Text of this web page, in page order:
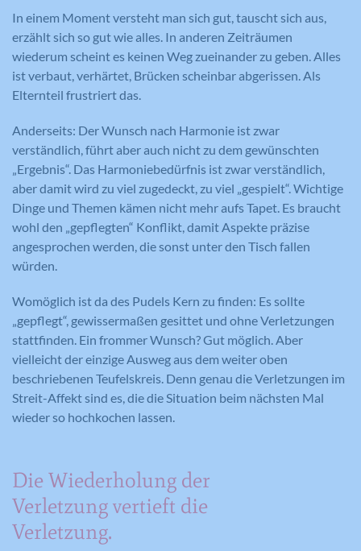
In einem Moment versteht man sich gut, tauscht sich aus,
erzählt sich so gut wie alles. In anderen Zeiträumen
wiederum scheint es keinen Weg zueinander zu geben. Alles
ist verbaut, verhärtet, Brücken scheinbar abgerissen. Als
Elternteil frustriert das.
Anderseits: Der Wunsch nach Harmonie ist zwar
verständlich, führt aber auch nicht zu dem gewünschten
„Ergebnis“. Das Harmoniebedürfnis ist zwar verständlich,
aber damit wird zu viel zugedeckt, zu viel „gespielt“. Wichtige
Dinge und Themen kämen nicht mehr aufs Tapet. Es braucht
wohl den „gepflegten“ Konflikt, damit Aspekte präzise
angesprochen werden, die sonst unter den Tisch fallen
würden.
Womöglich ist da des Pudels Kern zu finden: Es sollte
„gepflegt“, gewissermaßen gesittet und ohne Verletzungen
stattfinden. Ein frommer Wunsch? Gut möglich. Aber
vielleicht der einzige Ausweg aus dem weiter oben
beschriebenen Teufelskreis. Denn genau die Verletzungen im
Streit-Affekt sind es, die die Situation beim nächsten Mal
wieder so hochkochen lassen.
Die Wiederholung der
Verletzung vertieft die
Verletzung.